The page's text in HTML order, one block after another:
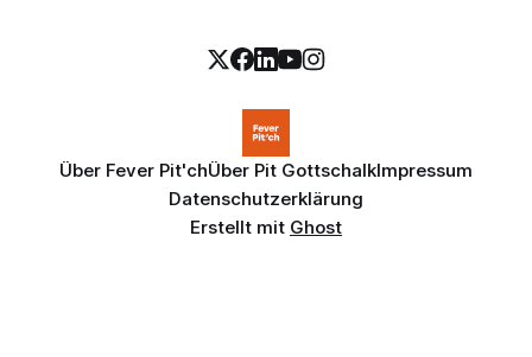
Über Fever Pit'chÜber Pit GottschalkImpressum
Datenschutzerklärung
Erstellt mit Ghost